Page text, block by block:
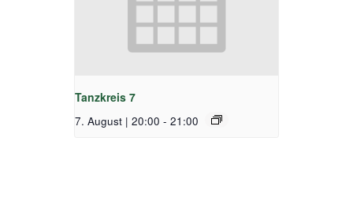
Tanzkreis 7
7. August | 20:00 - 21:00